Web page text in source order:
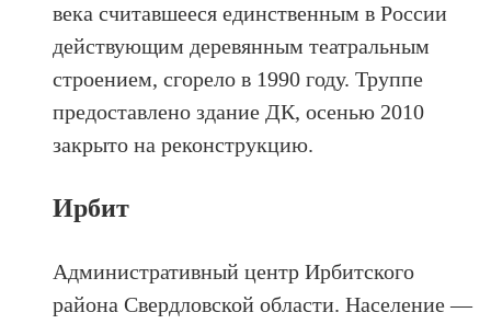
века считавшееся единственным в России
действующим деревянным театральным
строением, сгорело в 1990 году. Труппе
предоставлено здание ДК, осенью 2010
закрыто на реконструкцию.
Ирбит
Административный центр Ирбитского
района Свердловской области. Население —